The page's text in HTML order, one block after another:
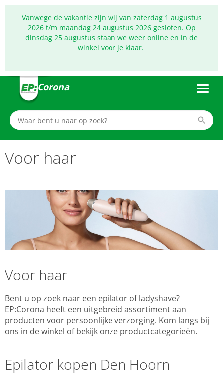
Vanwege de vakantie zijn wij van zaterdag 1 augustus
2026 t/m maandag 24 augustus 2026 gesloten. Op
dinsdag 25 augustus staan we weer online en in de
winkel voor je klaar.
Corona
Voor haar
Voor haar
Bent u op zoek naar een epilator of ladyshave?
EP:Corona heeft een uitgebreid assortiment aan
producten voor persoonlijke verzorging. Kom langs bij
ons in de winkel of bekijk onze productcategorieën.
Epilator kopen Den Hoorn